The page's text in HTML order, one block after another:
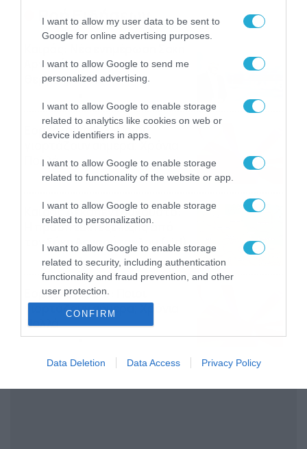
I want to allow my user data to be sent to
Google for online advertising purposes.
I want to allow Google to send me
personalized advertising.
I want to allow Google to enable storage
related to analytics like cookies on web or
device identifiers in apps.
I want to allow Google to enable storage
related to functionality of the website or app.
I want to allow Google to enable storage
related to personalization.
I want to allow Google to enable storage
related to security, including authentication
functionality and fraud prevention, and other
user protection.
CONFIRM
Data Deletion Data Access Privacy Policy
Ροή Ειδήσεων
Αρναούτογλου για τις
θερμοκρασίες
Εορτολόγιο 9-8: Ποιοι
γιορτάζουν σήμερα; Χρόνια
Πολλά
09/08/2026 10:15
Καιρός Δεκαπενταύγουστο:
Η προοπτική εξέλιξης από
τον Σάκη Αρναούτογλου (vid)
08/08/2026 08:51
Εορτολόγιο 8-8: Ποιοι
γιορτάζουν σήμερα; Χρόνια
Πολλά
08/08/2026 08:25